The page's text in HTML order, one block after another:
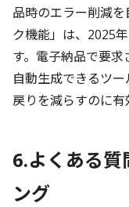
品時のエラー削減
ク機能」は、2025
す。電子納品で要
自動生成できるツ
戻りを減らすのに有
6.よくある質
ング